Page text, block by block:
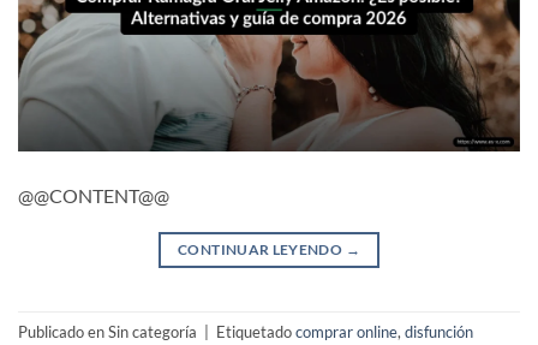
@@CONTENT@@
CONTINUAR LEYENDO →
Publicado en Sin categoría Etiquetadocomprar online,disfunción